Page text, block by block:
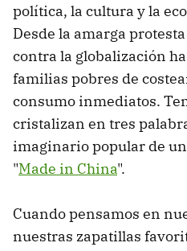
política, la cultura y la
Desde la amarga
contra la globalización
familias pobres de
consumo inmediatos.
cristalizan en tres
imaginario popular de
"Made in China".
Cuando pensamos en
nuestras zapatillas